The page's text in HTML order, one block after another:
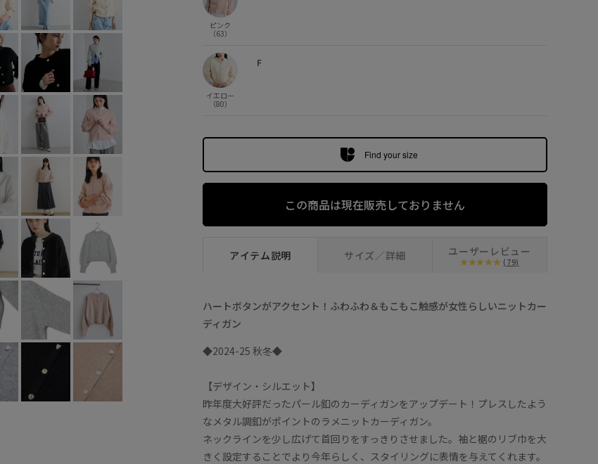
ピンク
（63）
イエロー
（80）
F
Find your size
この商品は現在販売しておりません
アイテム説明 サイズ／詳細 ユーザーレビュー
(79)
ハートボタンがアクセント！ふわふわ＆もこもこ触感が女性らしいニットカー
ディガン
◆2024-25 秋冬◆
【デザイン・シルエット】
昨年度大好評だったパール釦のカーディガンをアップデート！プレスしたよう
なメタル調釦がポイントのラメニットカーディガン。
ネックラインを少し広げて首回りをすっきりさせました。袖と裾のリブ巾を大
きく設定することでより今年らしく、スタイリングに表情を与えてくれます。